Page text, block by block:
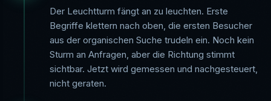
Der Leuchtturm fängt an zu leuchten. Erste
Begriffe klettern nach oben, die ersten Besucher
aus der organischen Suche trudeln ein. Noch kein
Sturm an Anfragen, aber die Richtung stimmt
sichtbar. Jetzt wird gemessen und nachgesteuert,
nicht geraten.